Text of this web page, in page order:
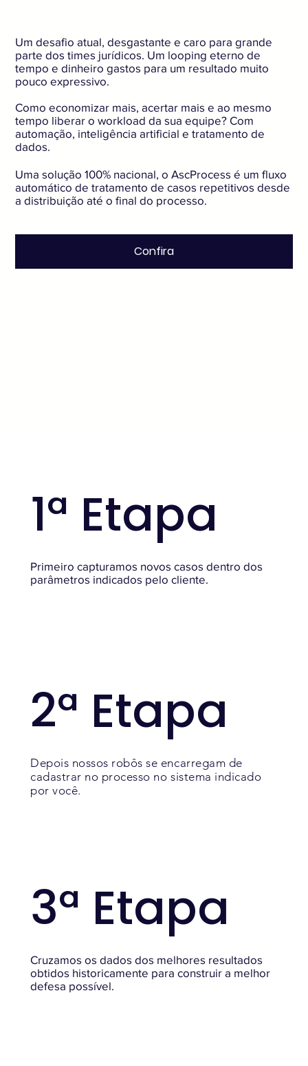
Um desafio atual, desgastante e caro para grande
parte dos times jurídicos. Um looping eterno de
tempo e dinheiro gastos para um resultado muito
pouco expressivo.
Como economizar mais, acertar mais e ao mesmo
tempo liberar o workload da sua equipe? Com
automação, inteligência artificial e tratamento de
dados.
Uma solução 100% nacional, o AscProcess é um fluxo
automático de tratamento de casos repetitivos desde
a distribuição até o final do processo.
Confira
1ª Etapa
Primeiro capturamos novos casos dentro dos
parâmetros indicados pelo cliente.
2ª Etapa
Depois nossos robôs se encarregam de
cadastrar no processo no sistema indicado
por você.
3ª Etapa
Cruzamos os dados dos melhores resultados
obtidos historicamente para construir a melhor
defesa possível.